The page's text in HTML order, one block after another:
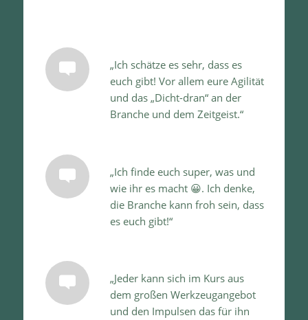
„Ich schätze es sehr, dass es
euch gibt! Vor allem eure Agilität
und das „Dicht-dran“ an der
Branche und dem Zeitgeist.“
„Ich finde euch super, was und
wie ihr es macht 😀. Ich denke,
die Branche kann froh sein, dass
es euch gibt!“
„Jeder kann sich im Kurs aus
dem großen Werkzeugangebot
und den Impulsen das für ihn